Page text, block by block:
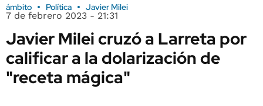
ámbito Política Javier Milei
7 de febrero 2023 - 21:31
Javier Milei cruzó a Larreta por
calificar a la dolarización de
"receta mágica"